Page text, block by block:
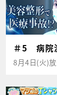
＃5 病院
8月4日(火)